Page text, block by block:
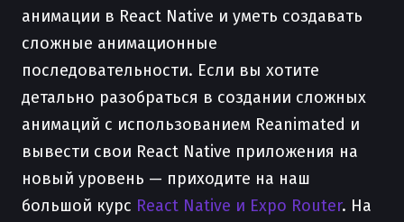
анимации в React Native и уметь создавать
сложные анимационные
последовательности. Если вы хотите
детально разобраться в создании сложных
анимаций с использованием Reanimated и
вывести свои React Native приложения на
новый уровень — приходите на наш
большой курс React Native и Expo Router. На